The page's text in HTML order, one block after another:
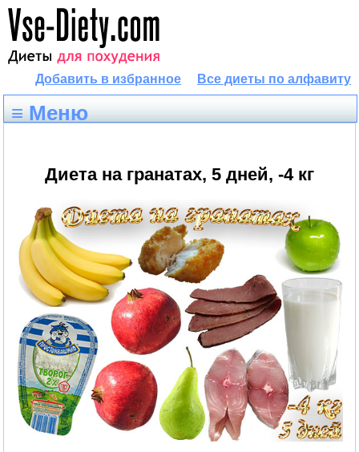
Все диеты по алфавиту
Добавить в избранное
≡ Меню
Диета на гранатах, 5 дней, -4 кг